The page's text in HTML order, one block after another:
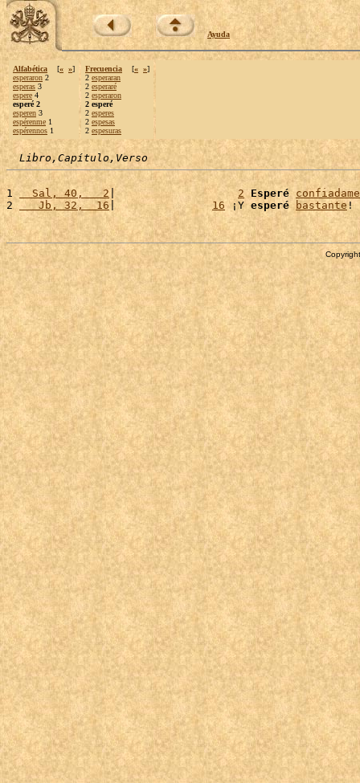
Ayuda
Alfabética [« »]
esperaron 2
esperas 3
espere 4
esperé 2
esperen 3
espérenme 1
espérennos 1
Frecuencia [« »]
2 esperaran
2 esperaré
2 esperaron
2 esperé
2 esperes
2 espesas
2 espesuras
Libro,Capítulo,Verso
1
  Sal, 40,   2
| 2 Esperé
2
   Jb, 32,  16
| 16 ¡Y esperé bastante!